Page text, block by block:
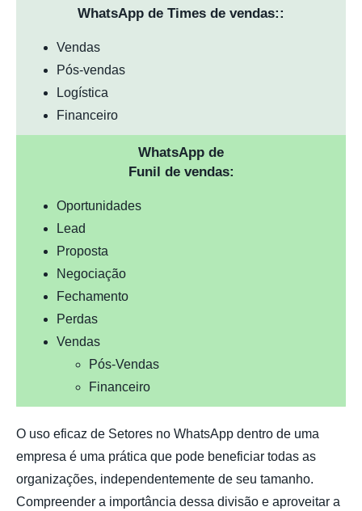
WhatsApp de Times de vendas::
Vendas
Pós-vendas
Logística
Financeiro
WhatsApp de
Funil de vendas:
Oportunidades
Lead
Proposta
Negociação
Fechamento
Perdas
Vendas
Pós-Vendas
Financeiro
O uso eficaz de Setores no WhatsApp dentro de uma
empresa é uma prática que pode beneficiar todas as
organizações, independentemente de seu tamanho.
Compreender a importância dessa divisão e aproveitar a